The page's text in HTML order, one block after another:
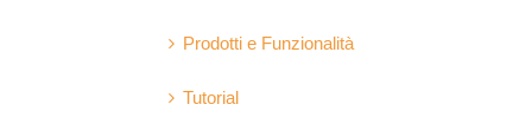
Prodotti e Funzionalità
Tutorial